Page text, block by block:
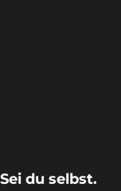
Sei du selbst.